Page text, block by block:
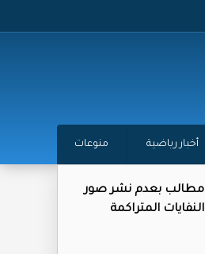
أخبار رياضية منوعات
مطالب بعدم نشر صور
النفايات المتراكمة